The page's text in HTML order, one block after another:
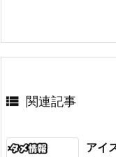
 関連記事
アイ